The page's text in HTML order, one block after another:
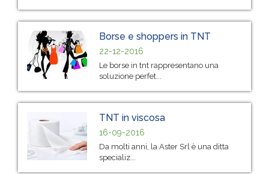
Borse e shoppers in TNT
22-12-2016
Le borse in tnt rappresentano una
soluzione perfet...
TNT in viscosa
16-09-2016
Da molti anni, la Aster Srl è una ditta
specializ...